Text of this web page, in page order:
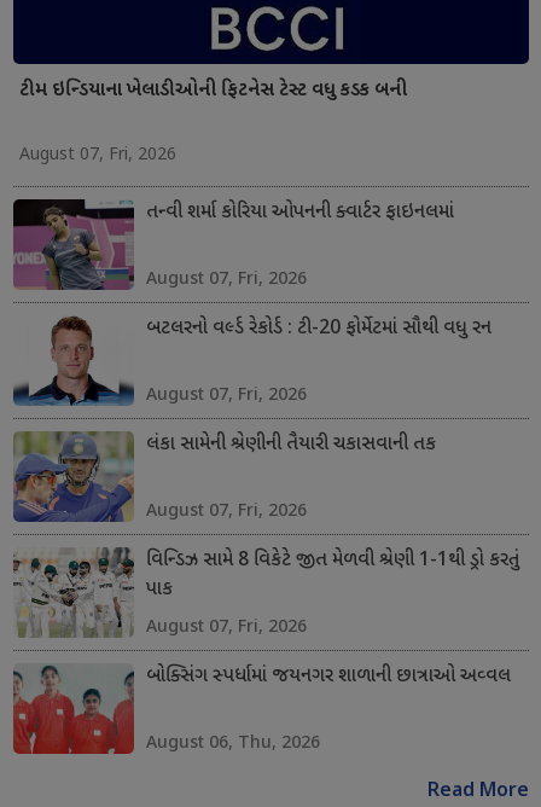
ટીમ ઇન્ડિયાના ખેલાડીઓની ફિટનેસ ટેસ્ટ વધુ કડક બની
August 07, Fri, 2026
તન્વી શર્મા કોરિયા ઓપનની ક્વાર્ટર ફાઇનલમાં
August 07, Fri, 2026
બટલરનો વર્લ્ડ રેકોર્ડ : ટી-20 ફોર્મેટમાં સૌથી વધુ રન
August 07, Fri, 2026
લંકા સામેની શ્રેણીની તૈયારી ચકાસવાની તક
August 07, Fri, 2026
વિન્ડિઝ સામે 8 વિકેટે જીત મેળવી શ્રેણી 1-1થી ડ્રો કરતું
પાક
August 07, Fri, 2026
બોક્સિંગ સ્પર્ધામાં જયનગર શાળાની છાત્રાઓ અવ્વલ
August 06, Thu, 2026
Read More